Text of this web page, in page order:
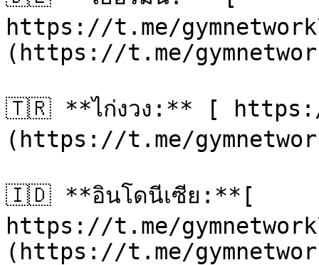
https://t.me/
(https://t.me/
🇹🇷 **ไก่งวง:** [
(https://t.me/
🇮🇩 **อินโดนีเซีย:**[
https://t.me/
(https://t.me/